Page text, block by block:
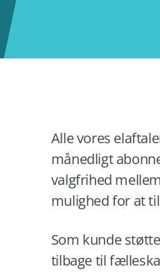
Alle vores
månedligt
valgfrihed
mulighed for at
Som kunde
tilbage til